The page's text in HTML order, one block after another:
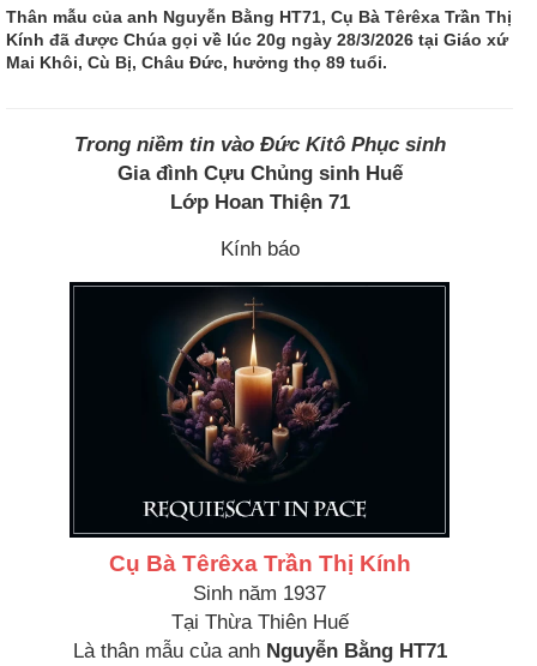
Thân mẫu của anh Nguyễn Bằng HT71, Cụ Bà Têrêxa Trần Thị
Kính đã được Chúa gọi về lúc 20g ngày 28/3/2026 tại Giáo xứ
Mai Khôi, Cù Bị, Châu Đức, hưởng thọ 89 tuổi.
Trong niềm tin vào Đức Kitô Phục sinh
Gia đình Cựu Chủng sinh Huế
Lớp Hoan Thiện 71
Kính báo
Cụ Bà Têrêxa Trần Thị Kính
Sinh năm 1937
Tại Thừa Thiên Huế
Là thân mẫu của anh Nguyễn Bằng HT71